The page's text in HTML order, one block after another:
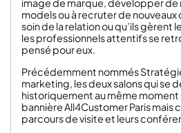
image de marque, développer de
models ou à recruter de nouveaux
soin de la relation ou qu’ils gèrent
les professionnels attentifs se
pensé pour eux.
Précédemment nommés
marketing, les deux salons qui se
historiquement au même moment
bannière All4Customer Paris mais
parcours de visite et leurs